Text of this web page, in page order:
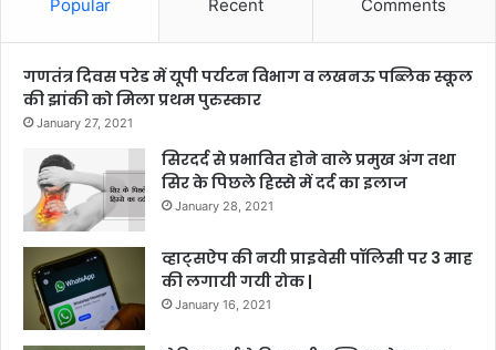
Popular Recent Comments
गणतंत्र दिवस परेड में यूपी पर्यटन विभाग व लखनऊ पब्लिक स्कूल
की झांकी को मिला प्रथम पुरुस्कार
January 27, 2021
सिरदर्द से प्रभावित होने वाले प्रमुख अंग तथा
सिर के पिछले हिस्से में दर्द का इलाज
January 28, 2021
व्हाट्सऐप की नयी प्राइवेसी पॉलिसी पर 3 माह
की लगायी गयी रोक |
January 16, 2021